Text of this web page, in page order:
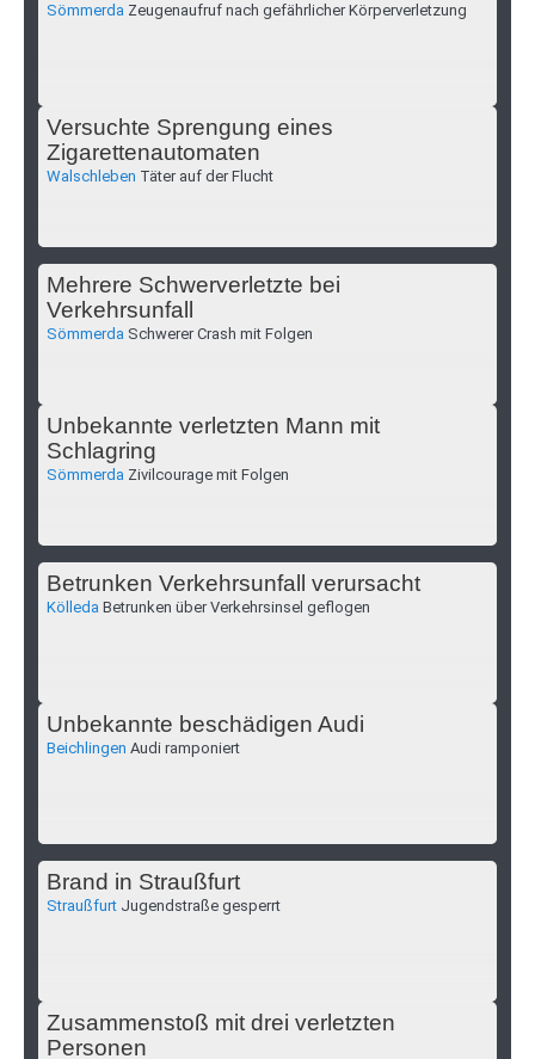
Sömmerda Zeugenaufruf nach gefährlicher Körperverletzung
Versuchte Sprengung eines
Zigarettenautomaten
Walschleben Täter auf der Flucht
Mehrere Schwerverletzte bei
Verkehrsunfall
Sömmerda Schwerer Crash mit Folgen
Unbekannte verletzten Mann mit
Schlagring
Sömmerda Zivilcourage mit Folgen
Betrunken Verkehrsunfall verursacht
Kölleda Betrunken über Verkehrsinsel geflogen
Unbekannte beschädigen Audi
Beichlingen Audi ramponiert
Brand in Straußfurt
Straußfurt Jugendstraße gesperrt
Zusammenstoß mit drei verletzten
Personen